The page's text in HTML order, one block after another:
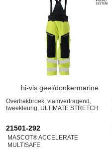
hi-vis geel/donkermarine
Overtrekbroek, vlamvertragend,
tweekleurig, ULTIMATE STRETCH
21501-292
MASCOT® ACCELERATE
MULTISAFE